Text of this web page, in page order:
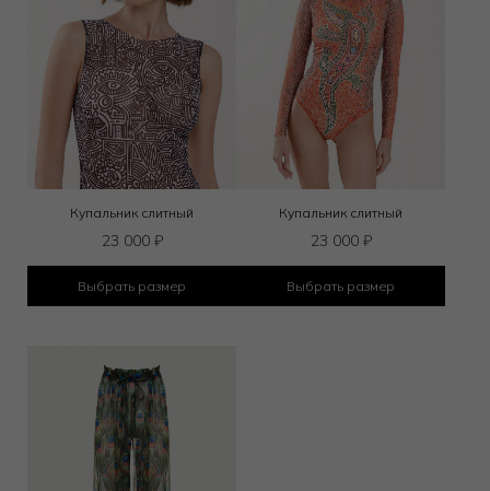
Купальник слитный
23 000 ₽
Выбрать размер
Купальник слитный
23 000 ₽
Выбрать размер